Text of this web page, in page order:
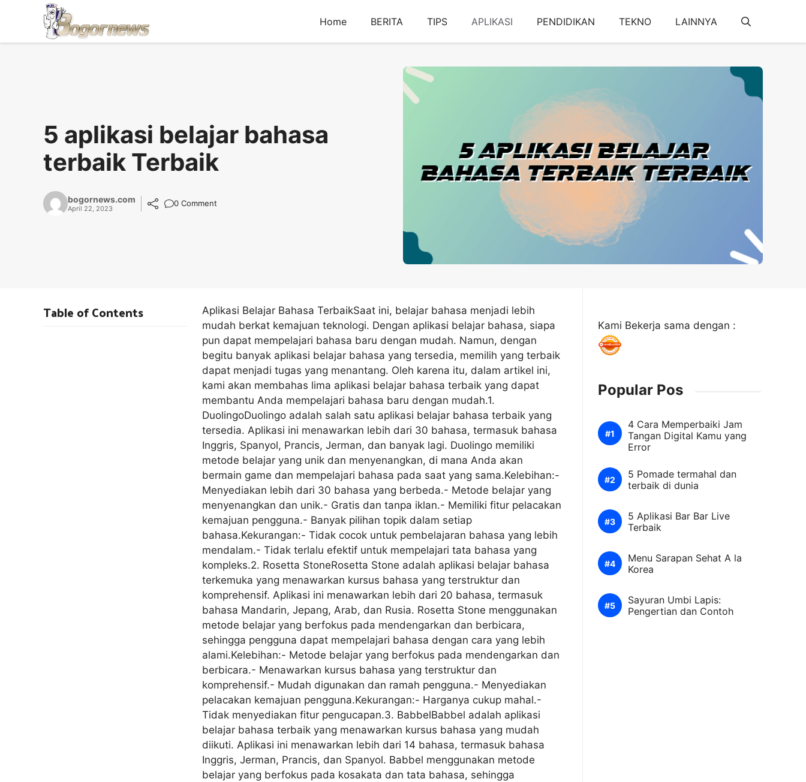
Home BERITA TIPS APLIKASI PENDIDIKAN TEKNO LAINNYA
5 aplikasi belajar bahasa
terbaik Terbaik
bogornews.com
April 22, 2023
0 Comment
Aplikasi Belajar Bahasa TerbaikSaat ini, belajar bahasa menjadi lebih
mudah berkat kemajuan teknologi. Dengan aplikasi belajar bahasa, siapa
pun dapat mempelajari bahasa baru dengan mudah. Namun, dengan
begitu banyak aplikasi belajar bahasa yang tersedia, memilih yang terbaik
dapat menjadi tugas yang menantang. Oleh karena itu, dalam artikel ini,
kami akan membahas lima aplikasi belajar bahasa terbaik yang dapat
membantu Anda mempelajari bahasa baru dengan mudah.1.
DuolingoDuolingo adalah salah satu aplikasi belajar bahasa terbaik yang
tersedia. Aplikasi ini menawarkan lebih dari 30 bahasa, termasuk bahasa
Inggris, Spanyol, Prancis, Jerman, dan banyak lagi. Duolingo memiliki
metode belajar yang unik dan menyenangkan, di mana Anda akan
bermain game dan mempelajari bahasa pada saat yang sama.Kelebihan:-
Menyediakan lebih dari 30 bahasa yang berbeda.- Metode belajar yang
menyenangkan dan unik.- Gratis dan tanpa iklan.- Memiliki fitur pelacakan
kemajuan pengguna.- Banyak pilihan topik dalam setiap
bahasa.Kekurangan:- Tidak cocok untuk pembelajaran bahasa yang lebih
mendalam.- Tidak terlalu efektif untuk mempelajari tata bahasa yang
kompleks.2. Rosetta StoneRosetta Stone adalah aplikasi belajar bahasa
terkemuka yang menawarkan kursus bahasa yang terstruktur dan
komprehensif. Aplikasi ini menawarkan lebih dari 20 bahasa, termasuk
bahasa Mandarin, Jepang, Arab, dan Rusia. Rosetta Stone menggunakan
metode belajar yang berfokus pada mendengarkan dan berbicara,
sehingga pengguna dapat mempelajari bahasa dengan cara yang lebih
alami.Kelebihan:- Metode belajar yang berfokus pada mendengarkan dan
berbicara.- Menawarkan kursus bahasa yang terstruktur dan
komprehensif.- Mudah digunakan dan ramah pengguna.- Menyediakan
pelacakan kemajuan pengguna.Kekurangan:- Harganya cukup mahal.-
Tidak menyediakan fitur pengucapan.3. BabbelBabbel adalah aplikasi
belajar bahasa terbaik yang menawarkan kursus bahasa yang mudah
diikuti. Aplikasi ini menawarkan lebih dari 14 bahasa, termasuk bahasa
Inggris, Jerman, Prancis, dan Spanyol. Babbel menggunakan metode
belajar yang berfokus pada kosakata dan tata bahasa, sehingga
Table of Contents
Kami Bekerja sama dengan :
Popular Pos
4 Cara Memperbaiki Jam
Tangan Digital Kamu yang
Error
5 Pomade termahal dan
terbaik di dunia
5 Aplikasi Bar Bar Live
Terbaik
Menu Sarapan Sehat A la
Korea
Sayuran Umbi Lapis:
Pengertian dan Contoh